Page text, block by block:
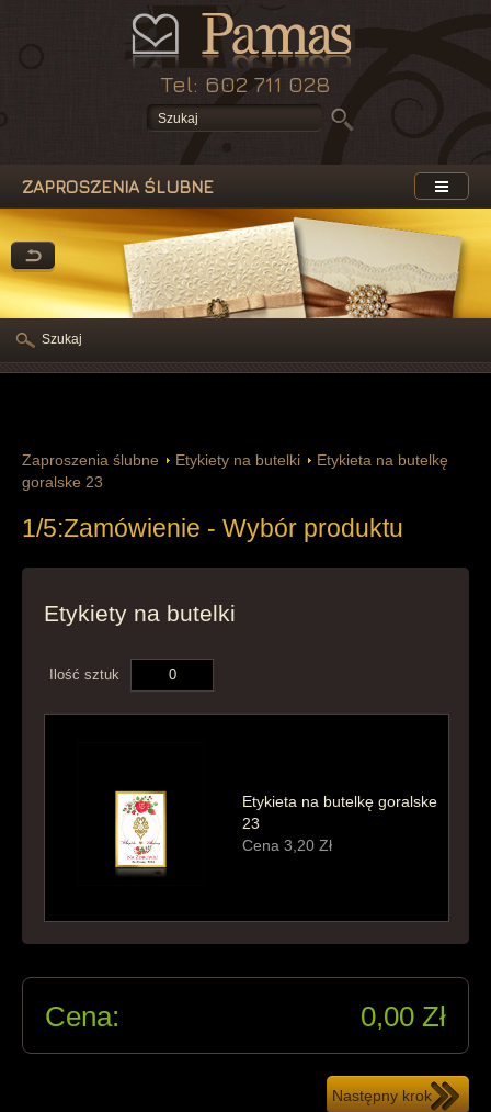
Tel: 602 711 028
ZAPROSZENIA ŚLUBNE
Zaproszenia ślubne Etykiety na butelki
Etykieta na butelkę
goralske 23
1/5:Zamówienie - Wybór produktu
Etykiety na butelki
Ilość sztuk
Etykieta na butelkę goralske
23
Cena 3,20 Zł
Cena: 0,00 Zł
Szukaj